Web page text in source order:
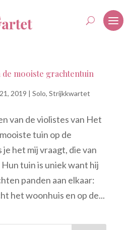
mooiste grachtentuin
2019 | Solo, Strijkkwartet
van de violistes van Het
tuin op de
het mij vraagt, die van
tuin is uniek want hij
panden aan elkaar:
het woonhuis en op de...